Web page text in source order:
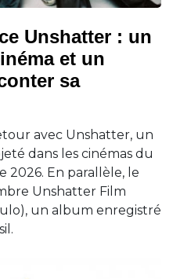
Unshatter : un
et un
sa
avec Unshatter, un
dans les cinémas du
2026. En parallèle, le
Unshatter Film
un album enregistré